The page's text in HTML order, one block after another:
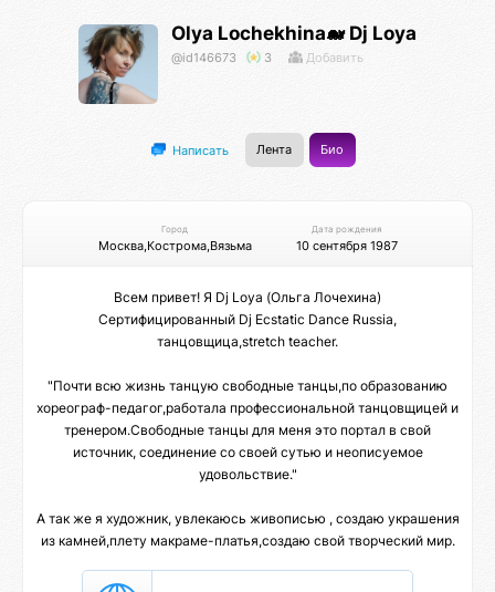
Olya Lochekhina🐋 Dj Loya
@id146673 3 Добавить
Написать Лента Био
Город
Москва,Кострома,Вязьма
Дата рождения
10 сентября 1987
Всем привет! Я Dj Loya (Ольга Лочехина)
Сертифицированный Dj Ecstatic Dance Russia,
танцовщица,stretch teacher.
"Почти всю жизнь танцую свободные танцы,по образованию
хореограф-педагог,работала профессиональной танцовщицей и
тренером.Свободные танцы для меня это портал в свой
источник, соединение со своей сутью и неописуемое
удовольствие."
А так же я художник, увлекаюсь живописью , создаю украшения
из камней,плету макраме-платья,создаю свой творческий мир.